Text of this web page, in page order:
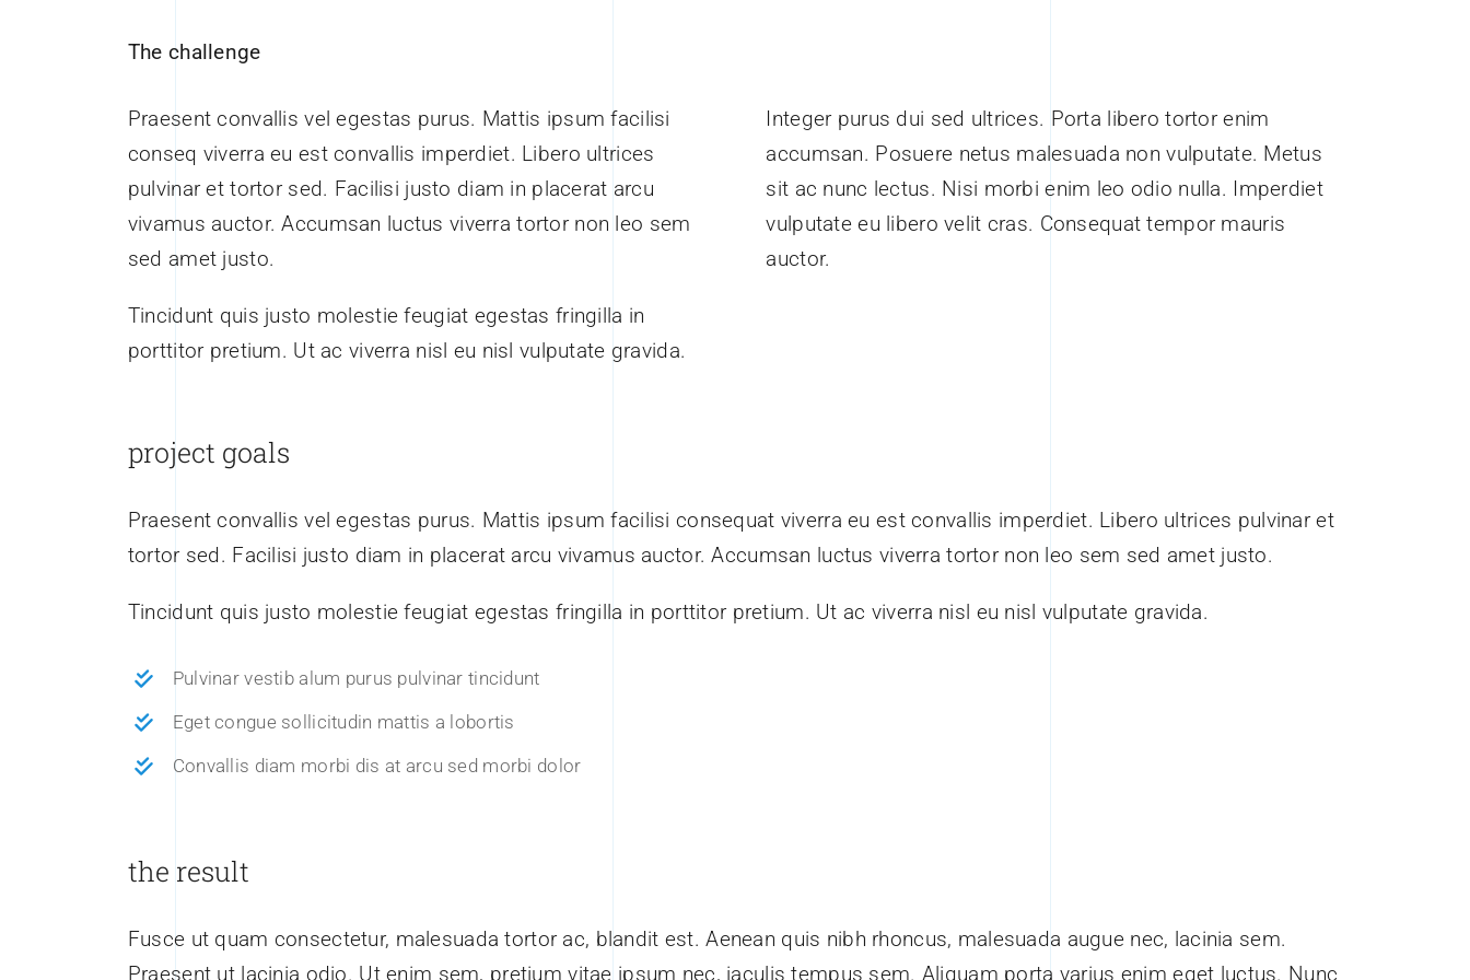
The challenge
Praesent convallis vel egestas purus. Mattis ipsum facilisi
conseq viverra eu est convallis imperdiet. Libero ultrices
pulvinar et tortor sed. Facilisi justo diam in placerat arcu
vivamus auctor. Accumsan luctus viverra tortor non leo sem
sed amet justo.
Tincidunt quis justo molestie feugiat egestas fringilla in
porttitor pretium. Ut ac viverra nisl eu nisl vulputate gravida.
Integer purus dui sed ultrices. Porta libero tortor enim
accumsan. Posuere netus malesuada non vulputate. Metus
sit ac nunc lectus. Nisi morbi enim leo odio nulla. Imperdiet
vulputate eu libero velit cras. Consequat tempor mauris
auctor.
project goals
Praesent convallis vel egestas purus. Mattis ipsum facilisi consequat viverra eu est convallis imperdiet. Libero ultrices pulvinar et
tortor sed. Facilisi justo diam in placerat arcu vivamus auctor. Accumsan luctus viverra tortor non leo sem sed amet justo.
Tincidunt quis justo molestie feugiat egestas fringilla in porttitor pretium. Ut ac viverra nisl eu nisl vulputate gravida.
Pulvinar vestib alum purus pulvinar tincidunt
Eget congue sollicitudin mattis a lobortis
Convallis diam morbi dis at arcu sed morbi dolor
the result
Fusce ut quam consectetur, malesuada tortor ac, blandit est. Aenean quis nibh rhoncus, malesuada augue nec, lacinia sem.
Praesent ut lacinia odio. Ut enim sem, pretium vitae ipsum nec, iaculis tempus sem. Aliquam porta varius enim eget luctus. Nunc